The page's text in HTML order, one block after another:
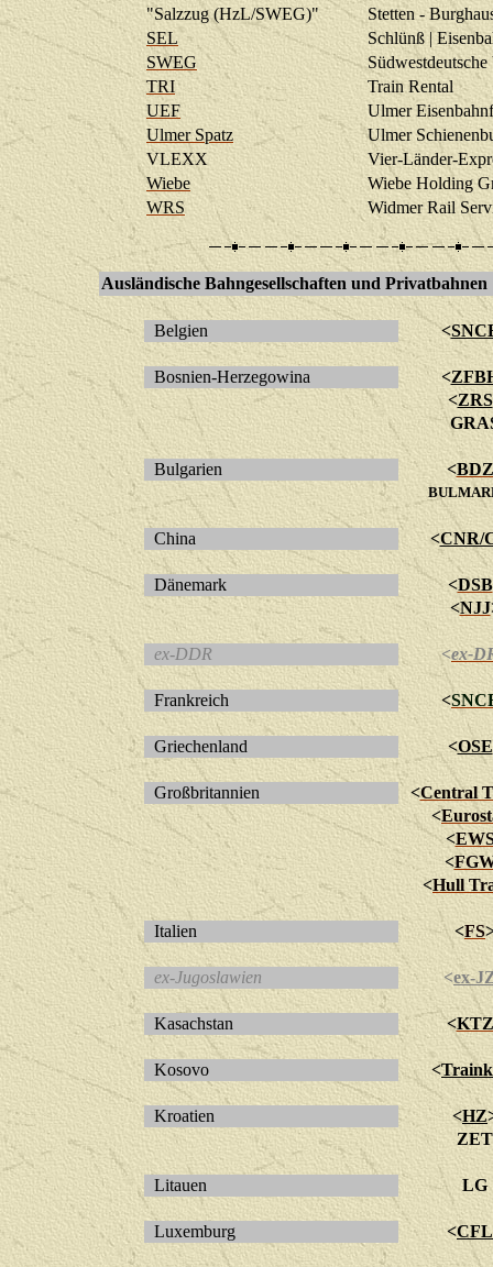
"Salzzug (HzL/SWEG)"
Stetten -
SEL
Schlünß |
SWEG
TRI
Train Rental
UEF
Ulmer
Ulmer Spatz
Ulmer
VLEXX
Vier-Länder-
Wiebe
Wiebe Holding
WRS
Widmer Rail
Ausländische Bahngesellschaften und Privatbahnen
Belgien <
Bosnien-Herzegowina <
<ZRS
Bulgarien <BDZ
China <CNR/
Dänemark <DSB
<NJJ
ex-DDR <ex-
Frankreich <
Griechenland <OSE
Großbritannien <Central
<
<
<
<Hull
Italien <FS
ex-Jugoslawien <ex-
Kasachstan <KTZ
Kosovo <
Kroatien <HZ
ZET
Litauen LG
Luxemburg <CFL